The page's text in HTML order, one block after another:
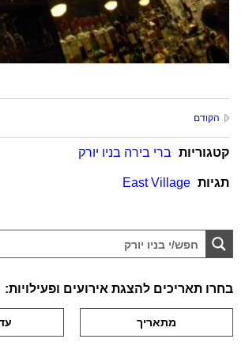
הקודם
קטגוריות ברי בירה בניו יורק
תגיות East Village
בחרו תאריכים להצגת אירועים ופעילויות: